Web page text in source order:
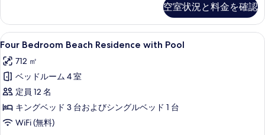
写
真
を
表
示
す
る
Villa
の
詳
空室状況と料金を確認
Four
Bedroom
Beach
Residence
with
Pool
の
Four Bedroom Beach Residence
12
Four Bedroom Beach Residence with Pool
712 ㎡
ベッドルーム 4 室
定員 12 名
キングベッド 3 台およびシングルベッド 1 台
WiFi (無料)